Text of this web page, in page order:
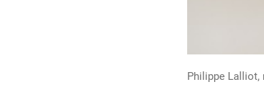
Philippe Lalliot,